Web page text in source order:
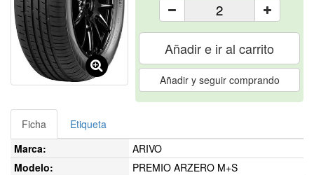
Añadir e ir al carrito
Añadir y seguir comprando
Ficha
Etiqueta
Marca:
ARIVO
Modelo:
PREMIO ARZERO M+S